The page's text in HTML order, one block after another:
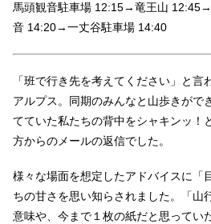
馬頭観音駐車場 12:15→竜王山
音 14:20→一丈谷駐車場 14:40
「班で行き先を考えてください」と
アルプス。同期のみんなと山歩きがで
てていた私たちの背中をシャキンッ！
方からのメールの返信でした。
様々な場面を想定したアドバイスに「
ちの甘さを思い知らされました。「山
意味や、今まで１枚の紙だと思ってい